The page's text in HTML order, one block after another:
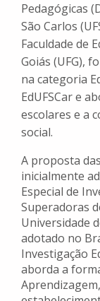
Pedagógicas
São Carlos
Faculdade de
Goiás (UFG),
na categoria
EdUFSCar e
escolares e a
social.
A proposta
inicialmente
Especial de
Superadoras
Universidade
adotado no
Investigação
aborda a